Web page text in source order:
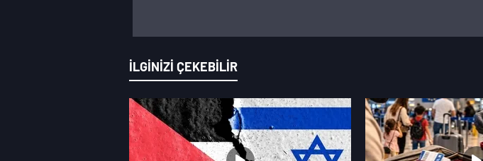
İLGİNİZİ ÇEKEBİLİR